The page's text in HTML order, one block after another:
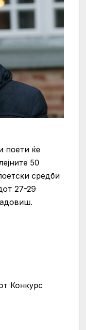
поети ќе
50
средби
27-29
Конкурс